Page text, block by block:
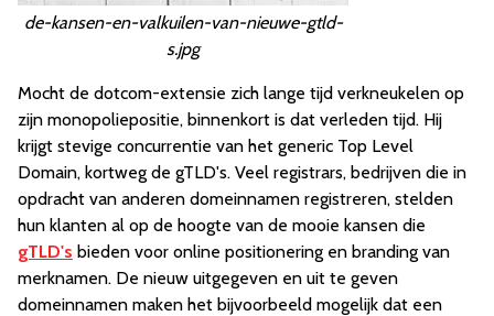
de-kansen-en-valkuilen-van-nieuwe-gtld-
s.jpg
Mocht de dotcom-extensie zich lange tijd verkneukelen op
zijn monopoliepositie, binnenkort is dat verleden tijd. Hij
krijgt stevige concurrentie van het generic Top Level
Domain, kortweg de gTLD's. Veel registrars, bedrijven die in
opdracht van anderen domeinnamen registreren, stelden
hun klanten al op de hoogte van de mooie kansen die
gTLD's bieden voor online positionering en branding van
merknamen. De nieuw uitgegeven en uit te geven
domeinnamen maken het bijvoorbeeld mogelijk dat een